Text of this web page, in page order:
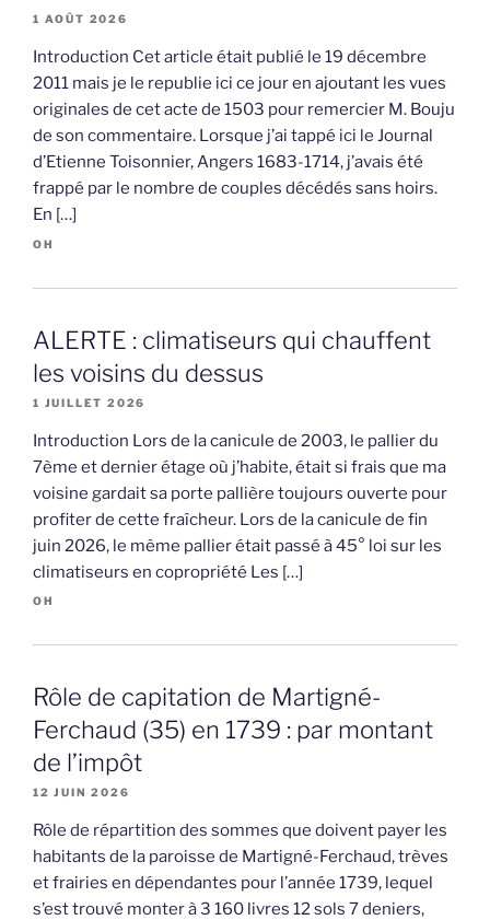
1 AOÛT 2026
Introduction Cet article était publié le 19 décembre
2011 mais je le republie ici ce jour en ajoutant les vues
originales de cet acte de 1503 pour remercier M. Bouju
de son commentaire. Lorsque j’ai tappé ici le Journal
d’Etienne Toisonnier, Angers 1683-1714, j’avais été
frappé par le nombre de couples décédés sans hoirs.
En […]
OH
ALERTE : climatiseurs qui chauffent
les voisins du dessus
1 JUILLET 2026
Introduction Lors de la canicule de 2003, le pallier du
7ème et dernier étage où j’habite, était si frais que ma
voisine gardait sa porte pallière toujours ouverte pour
profiter de cette fraîcheur. Lors de la canicule de fin
juin 2026, le même pallier était passé à 45° loi sur les
climatiseurs en copropriété Les […]
OH
Rôle de capitation de Martigné-
Ferchaud (35) en 1739 : par montant
de l’impôt
12 JUIN 2026
Rôle de répartition des sommes que doivent payer les
habitants de la paroisse de Martigné-Ferchaud, trèves
et frairies en dépendantes pour l’année 1739, lequel
s’est trouvé monter à 3 160 livres 12 sols 7 deniers,